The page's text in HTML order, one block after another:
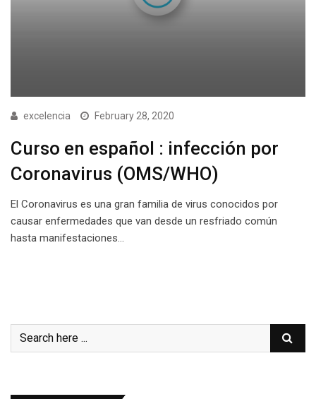
excelencia February 28, 2020
Curso en español : infección por
Coronavirus (OMS/WHO)
El Coronavirus es una gran familia de virus conocidos por
causar enfermedades que van desde un resfriado común
hasta manifestaciones…